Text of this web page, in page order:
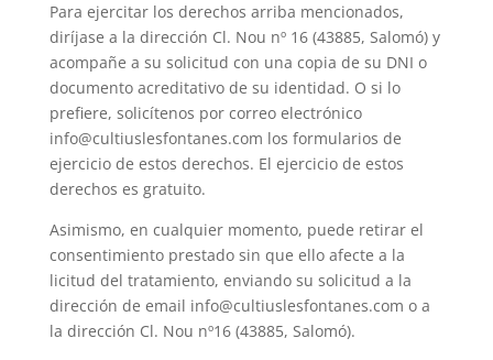
Para ejercitar los derechos arriba mencionados,
diríjase a la dirección Cl. Nou nº 16 (43885, Salomó) y
acompañe a su solicitud con una copia de su DNI o
documento acreditativo de su identidad. O si lo
prefiere, solicítenos por correo electrónico
info@cultiuslesfontanes.com los formularios de
ejercicio de estos derechos. El ejercicio de estos
derechos es gratuito.
Asimismo, en cualquier momento, puede retirar el
consentimiento prestado sin que ello afecte a la
licitud del tratamiento, enviando su solicitud a la
dirección de email info@cultiuslesfontanes.com o a
la dirección Cl. Nou nº16 (43885, Salomó).